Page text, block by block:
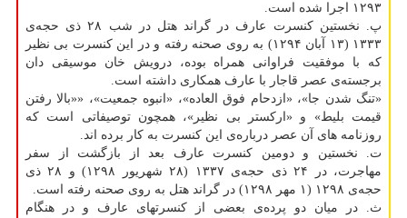
۱۲۹۳ اجرا شده است.
پ. نخستین کنسرت عارف در گراند هتل در شب ۲۸ ذی حجه‌ی
۱۳۳۳ (۱۳ آبان ۱۲۹۴) به روی صحنه رفته و در این کنسرت بی نظیر
که با موفقیت فراوانی همراه بوده، درویش خان موسیقی دان
برجسته‌ی عصر قاجار با عارف همکاری داشته است.
«تنگ شدن جا»، «ازدحام فوق العاده»، «انبوه جمعیت»، ««بالا رفتن
قیمت بلیط» و «ارکستر بی نظیر»، همچون توصیفاتی است که
روزنامه های آن عصر درباره‌ی این کنسرت به کار برده اند.
ت. نخستین و دومین کنسرت عارف بعد از بازگشت از سفر
مهاجرت، در ۲۴ ذی حجه‌ی ۱۳۳۷ (۲۸ شهریور ۱۲۹۸) و ۲۸ ذی
حجه‌ی ۱۲۹۸ (۱ مهر ۱۲۹۸) در گراند هتل به روی صحنه رفته است.
ث. در میان دو پرده‌ی بعضی از کنسرتهای عارف و در هنگام